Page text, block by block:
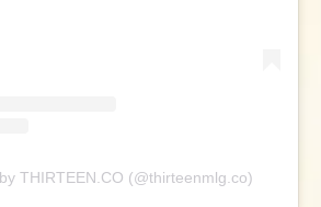
THIRTEEN.CO (@thirteenmlg.co)